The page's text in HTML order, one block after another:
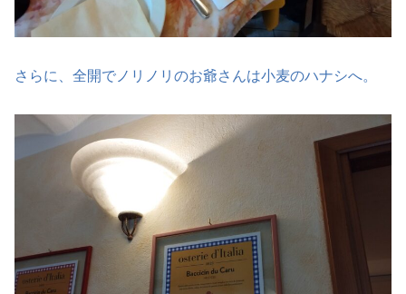
さらに、全開でノリノリのお爺さんは小麦のハナシへ。